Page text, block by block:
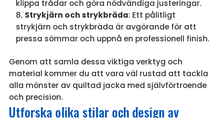
klippa trådar och göra nödvändiga justeringar.
Strykjärn och strykbräda: Ett pålitligt
strykjärn och strykbräda är avgörande för att
pressa sömmar och uppnå en professionell finish.
Genom att samla dessa viktiga verktyg och
material kommer du att vara väl rustad att tackla
alla mönster av quiltad jacka med självförtroende
och precision.
Utforska olika stilar och design av